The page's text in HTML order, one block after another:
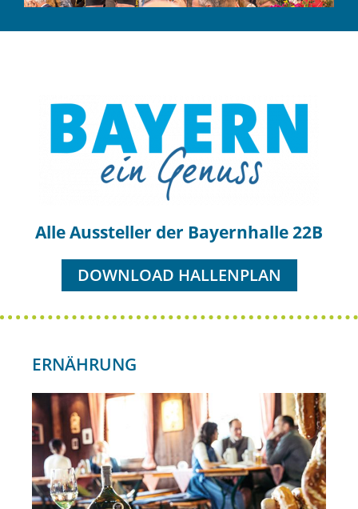
Alle Aussteller der Bayernhalle 22B
DOWNLOAD HALLENPLAN
ERNÄHRUNG